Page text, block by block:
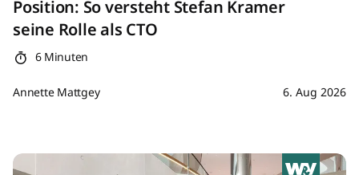
Position: So versteht Stefan Kramer
seine Rolle als CTO
6 Minuten
Annette Mattgey 6. Aug 2026